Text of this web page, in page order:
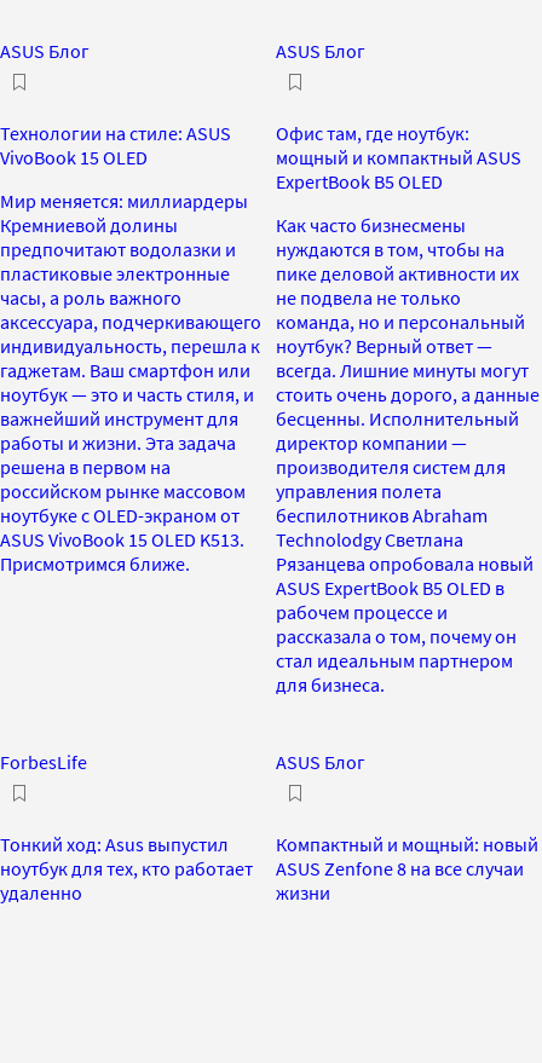
ASUS Блог
Технологии на стиле: ASUS
VivoBook 15 OLED
Мир меняется: миллиардеры
Кремниевой долины
предпочитают водолазки и
пластиковые электронные
часы, а роль важного
аксессуара, подчеркивающего
индивидуальность, перешла к
гаджетам. Ваш смартфон или
ноутбук — это и часть стиля, и
важнейший инструмент для
работы и жизни. Эта задача
решена в первом на
российском рынке массовом
ноутбуке с OLED-экраном от
ASUS VivoBook 15 OLED K513.
Присмотримся ближе.
ASUS Блог
Офис там, где ноутбук:
мощный и компактный ASUS
ExpertBook B5 OLED
Как часто бизнесмены
нуждаются в том, чтобы на
пике деловой активности их
не подвела не только
команда, но и персональный
ноутбук? Верный ответ —
всегда. Лишние минуты могут
стоить очень дорого, а данные
бесценны. Исполнительный
директор компании —
производителя систем для
управления полета
беспилотников Abraham
Technolodgy Светлана
Рязанцева опробовала новый
ASUS ExpertBook B5 OLED в
рабочем процессе и
рассказала о том, почему он
стал идеальным партнером
для бизнеса.
ForbesLife
Тонкий ход: Asus выпустил
ноутбук для тех, кто работает
удаленно
ASUS Блог
Компактный и мощный: новый
ASUS Zenfone 8 на все случаи
жизни